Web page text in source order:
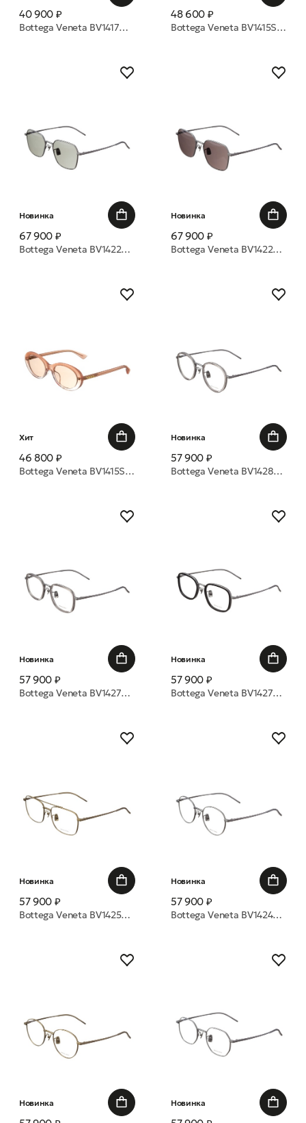
40 900 ₽
Bottega Veneta BV1417O 002 56 оправа
48 600 ₽
Bottega Veneta BV1415SK 003 54 очки с/з
Новинка
67 900 ₽
Bottega Veneta BV1422SA 004 55 очки с/з
Новинка
67 900 ₽
Bottega Veneta BV1422SA 002 55 очки с/з
Хит
46 800 ₽
Bottega Veneta BV1415SK 004 54 очки с/з
Новинка
57 900 ₽
Bottega Veneta BV1428OA 004 50 оправа
Новинка
57 900 ₽
Bottega Veneta BV1427OA 004 52 оправа
Новинка
57 900 ₽
Bottega Veneta BV1427OA 001 52 оправа
Новинка
57 900 ₽
Bottega Veneta BV1425OA 004 57 оправа
Новинка
57 900 ₽
Bottega Veneta BV1424OA 002 50 оправа
Новинка Новинка